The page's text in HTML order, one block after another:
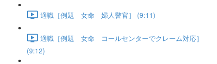
適職［例題 女命 婦人警官］ (9:11)
適職［例題 女命 コールセンターでクレーム対応］
(9:12)